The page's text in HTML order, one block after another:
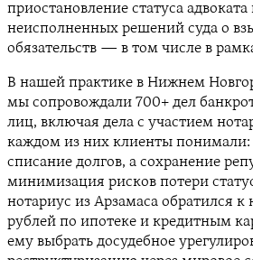
приостановление статуса
неисполненных решений суда о
обязательств — в том числе в
В нашей практике в Нижнем
мы сопровождали 700+ дел
лиц, включая дела с участием
каждом из них клиенты
списание долгов, а сохранение
минимизация рисков потери
нотариус из Арзамаса обратился
рублей по ипотеке и кредитным
ему выбрать досудебное